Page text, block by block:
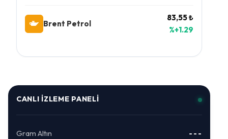
Brent Petrol
83,55 ₺
%+1.29
CANLI İZLEME PANELI
Gram Altın ---